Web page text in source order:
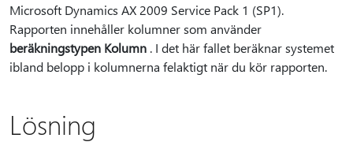
Microsoft Dynamics AX 2009 Service Pack 1 (SP1).
Rapporten innehåller kolumner som använder
beräkningstypen Kolumn . I det här fallet beräknar systemet
ibland belopp i kolumnerna felaktigt när du kör rapporten.
Lösning